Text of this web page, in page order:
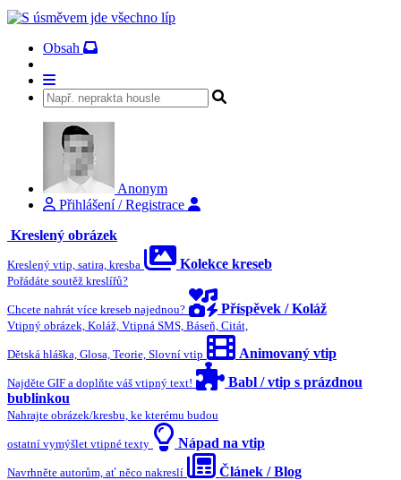
Obsah
Anonym
Přihlášení / Registrace
Kreslený obrázek
Kreslený vtip, satira, kresba Kolekce kreseb
Pořádáte soutěž kreslířů?
Chcete nahrát více kreseb najednou? Příspěvek / Koláž
Vtipný obrázek, Koláž, Vtipná SMS, Báseň, Citát,
Dětská hláška, Glosa, Teorie, Slovní vtip Animovaný vtip
Najděte GIF a doplňte váš vtipný text!
Babl / vtip s prázdnou
bublinkou
Nahrajte obrázek/kresbu, ke kterému budou
ostatní vymýšlet vtipné texty Nápad na vtip
Navrhněte autorům, ať něco nakreslí Článek / Blog